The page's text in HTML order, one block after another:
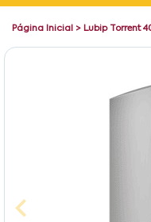
Página Inicial > Lubip Torrent